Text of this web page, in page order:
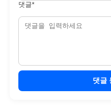
댓글*
댓글